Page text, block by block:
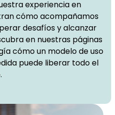
experiencia en
cómo acompañamos
desafíos y alcanzar
en nuestras páginas
cómo un modelo de uso
puede liberar todo el